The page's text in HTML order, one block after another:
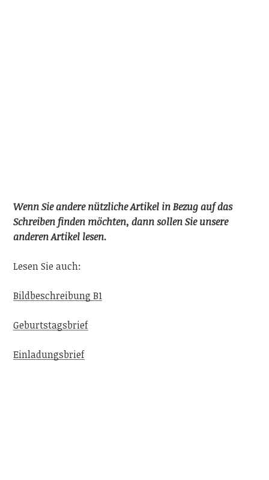
Wenn Sie andere nützliche Artikel in Bezug auf das
Schreiben finden möchten, dann sollen Sie unsere
anderen Artikel lesen.
Lesen Sie auch:
Bildbeschreibung B1
Geburtstagsbrief
Einladungsbrief